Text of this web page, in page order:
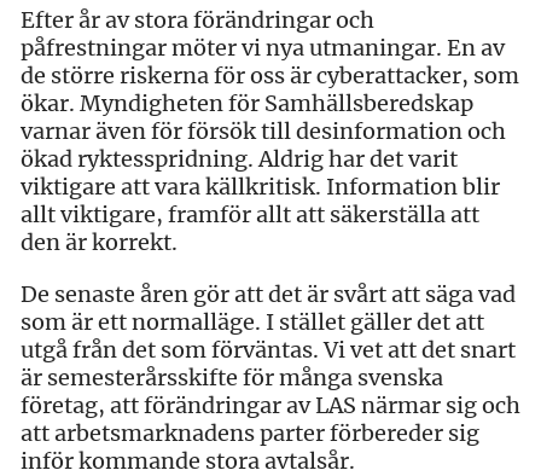
Efter år av stora förändringar och
påfrestningar möter vi nya utmaningar. En av
de större riskerna för oss är cyberattacker, som
ökar. Myndigheten för Samhällsberedskap
varnar även för försök till desinformation och
ökad ryktesspridning. Aldrig har det varit
viktigare att vara källkritisk. Information blir
allt viktigare, framför allt att säkerställa att
den är korrekt.
De senaste åren gör att det är svårt att säga vad
som är ett normalläge. I stället gäller det att
utgå från det som förväntas. Vi vet att det snart
är semesterårsskifte för många svenska
företag, att förändringar av LAS närmar sig och
att arbetsmarknadens parter förbereder sig
inför kommande stora avtalsår.